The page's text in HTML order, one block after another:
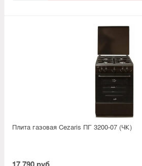
Плита газовая Cezaris ПГ 3200-07 (ЧК)